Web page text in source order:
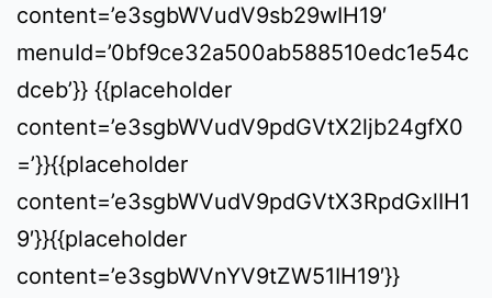
content=’e3sgbWVudV9sb29wIH19′
menuId=’0bf9ce32a500ab588510edc1e54c
dceb’}} {{placeholder
content=’e3sgbWVudV9pdGVtX2ljb24gfX0
=’}}{{placeholder
content=’e3sgbWVudV9pdGVtX3RpdGxlIH1
9′}}{{placeholder
content=’e3sgbWVnYV9tZW51IH19′}}